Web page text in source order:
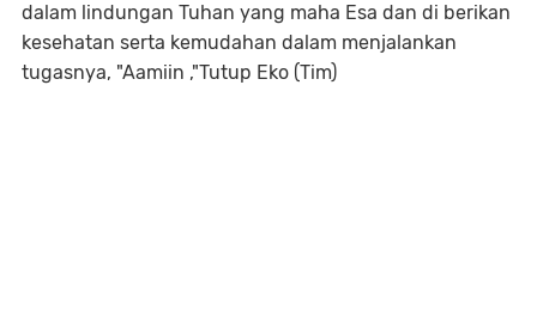
dalam lindungan Tuhan yang maha Esa dan di berikan
kesehatan serta kemudahan dalam menjalankan
tugasnya, "Aamiin ,"Tutup Eko (Tim)